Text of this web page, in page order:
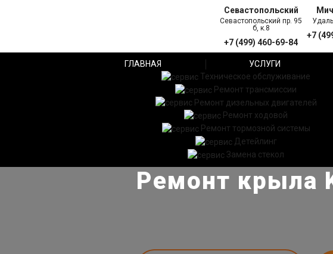
Севастопольский
Севастопольский пр. 95
б, к.8
+7 (499) 460-69-84
+7
ГЛАВНАЯ УСЛУГИ
Техническое обслуживание
Ремонт трансмиссии
Ремонт дизельных двигателей
Ремонт ходовой
Ремонт тормозной системы
Детейлинг
Замена стекол
Ремонт крыла